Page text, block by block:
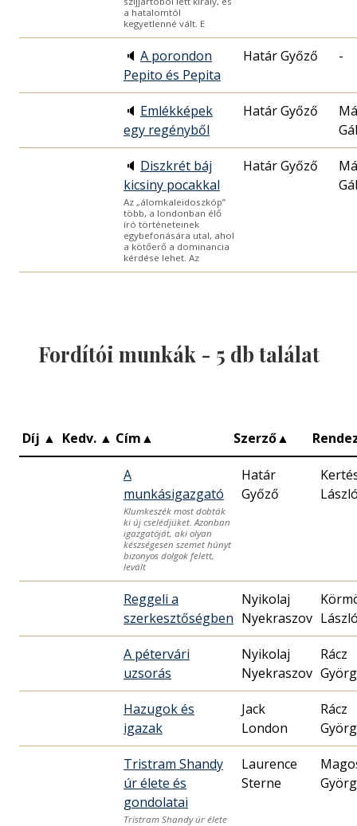
a hatalomtól
kegyetlenné vált. E
🔈 A porondon
Pepito és Pepita
Határ Győző -
🔈 Emlékképek
egy regényből
Határ Győző
🔈 Diszkrét báj
kicsiny pocakkal
Az „álomkaleidoszkóp”
több, a londonban élő
író történeteinek
egybefonására utal, ahol
a kötőerő a dominancia
kérdése lehet. Az
Határ Győző
Fordítói munkák - 5 db találat
Díj ▲ Kedv. ▲ Cím▲ Szerző▲
A
munkásigazgató
Klumkeszék most dobták
ki új cselédjüket. Azonban
igazgatóját, aki olyan
készségesen szemet húnyt
bizonyos dolgok felett,
levált
Határ
Győző
Reggeli a
szerkesztőségben
Nyikolaj
Nyekraszov
A pétervári
uzsorás
Nyikolaj
Nyekraszov
Rácz
Hazugok és
igazak
Jack
London
Rácz
Tristram Shandy
úr élete és
gondolatai
Tristram Shandy úr élete
Laurence
Sterne